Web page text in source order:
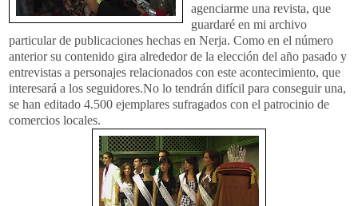
agenciarme una revista, que
guardaré en mi archivo
particular de publicaciones hechas en Nerja. Como en el número
anterior su contenido gira alrededor de la elección del año pasado y
entrevistas a personajes relacionados con este acontecimiento, que
interesará a los seguidores.No lo tendrán difícil para conseguir una,
se han editado 4.500 ejemplares sufragados con el patrocinio de
comercios locales.